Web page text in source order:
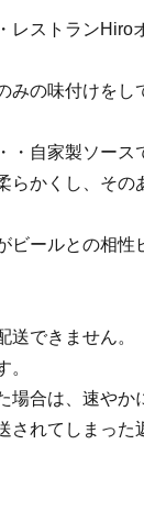
レストランHiro
みの味付けをし
・自家製ソース
らかくし、その
ビールとの相性
できません。
。
合は、速やか
されてしまった